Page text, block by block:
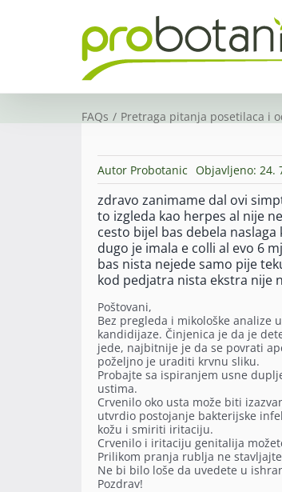
FAQs Pretraga pitanja posetilaca i
Autor Probotanic Objavljeno: 24.
zdravo zanimame dal ovi
to izgleda kao herpes al nije
cesto bijel bas debela
dugo je imala e colli al evo 6
bas nista nejede samo pije
kod pedjatra nista ekstra nije
Poštovani,
Bez pregleda i mikološke analize
kandidijaze. Činjenica je da je
jede, najbitnije je da se povrati
poželjno je uraditi krvnu sliku.
Probajte sa ispiranjem usne
ustima.
Crvenilo oko usta može biti
utvrdio postojanje bakterijske
kožu i smiriti iritaciju.
Crvenilo i iritaciju genitalija
Prilikom pranja rublja ne
Ne bi bilo loše da uvedete u
Pozdrav!